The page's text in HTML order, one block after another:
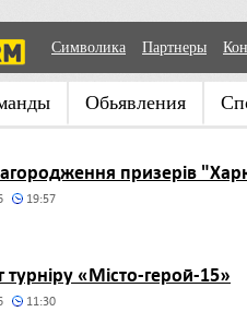
Символика Партнеры
Обьявления
призерів
19:57
турніру «Місто-герой-15»
11:30